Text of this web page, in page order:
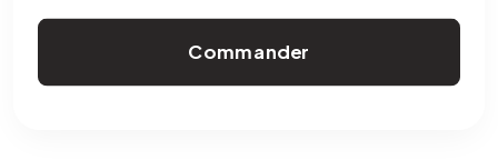
Commander